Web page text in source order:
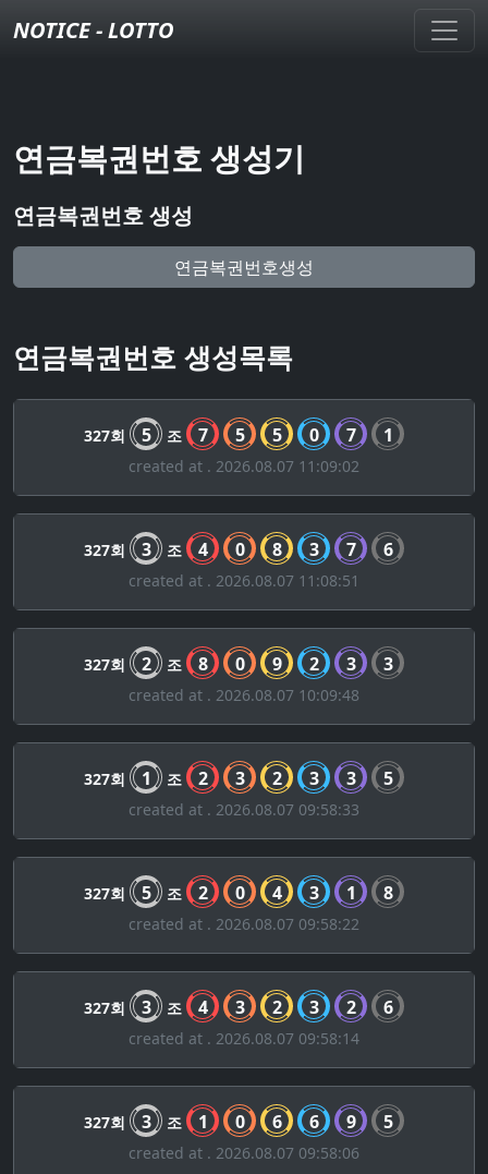
NOTICE - LOTTO
연금복권번호 생성기
연금복권번호 생성
연금복권번호생성
연금복권번호 생성목록
327회 5 조 7 5 5 0 7 1
created at . 2026.08.07 11:09:02
327회 3 조 4 0 8 3 7 6
created at . 2026.08.07 11:08:51
327회 2 조 8 0 9 2 3 3
created at . 2026.08.07 10:09:48
327회 1 조 2 3 2 3 3 5
created at . 2026.08.07 09:58:33
327회 5 조 2 0 4 3 1 8
created at . 2026.08.07 09:58:22
327회 3 조 4 3 2 3 2 6
created at . 2026.08.07 09:58:14
327회 3 조 1 0 6 6 9 5
created at . 2026.08.07 09:58:06